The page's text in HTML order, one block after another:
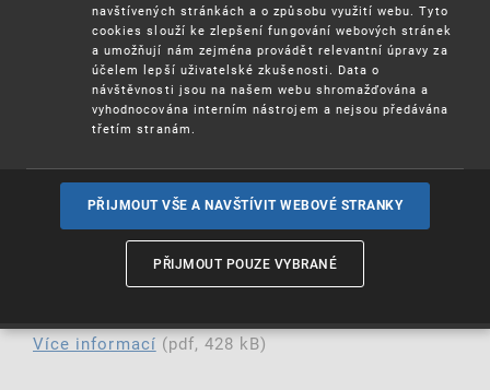
SPC představují právo duševního vlastnictví, které
prodlužuje dobu platnosti patentu pro léčivé
přípravky a přípravky pro ochranu rostlin. I když
stávající systém SPC vyhovuje svému účelu, mezi
zeměmi EU lze zaznamenat rozdíly ve správě a
vymáhání SPC, což vede k jeho nižší účinnosti.
Díky tomu budou SPC dostupnější a efektivnější a
budou přínosem pro zdravotnický sektor.
Výzva je k dispozici na
Evropské
komise Have your say ve 24 úředních jazycích EU
a bude otevřena
.
Více informací (pdf, 428 kB)
navštívených stránkách a o způsobu využití webu. Tyto
cookies slouží ke zlepšení fungování webových stránek
a umožňují nám zejména provádět relevantní úpravy za
účelem lepší uživatelské zkušenosti. Data o
návštěvnosti jsou na našem webu shromažďována a
vyhodnocována interním nástrojem a nejsou předávána
třetím stranám.
PŘIJMOUT VŠE A NAVŠTÍVIT WEBOVÉ STRANKY
PŘIJMOUT POUZE VYBRANÉ